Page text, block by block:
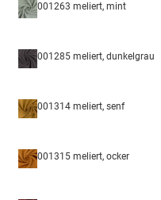
001263 meliert, mint
001285 meliert, dunkelgrau
001314 meliert, senf
001315 meliert, ocker